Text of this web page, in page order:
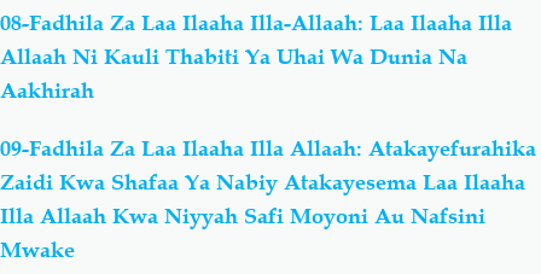
08-Fadhila Za Laa Ilaaha Illa-Allaah: Laa Ilaaha Illa
Allaah Ni Kauli Thabiti Ya Uhai Wa Dunia Na
Aakhirah
09-Fadhila Za Laa Ilaaha Illa Allaah: Atakayefurahika
Zaidi Kwa Shafaa Ya Nabiy Atakayesema Laa Ilaaha
Illa Allaah Kwa Niyyah Safi Moyoni Au Nafsini
Mwake